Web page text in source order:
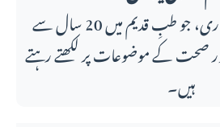
اس مضمون کے لکھاری، جو طبِ قدیم میں 20 سال سے
اور صحت کے موضوعات پر لکھتے رہتے
ہیں۔